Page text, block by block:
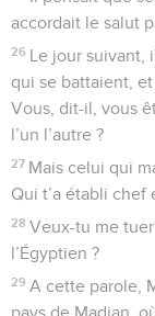
accordait le salut
26 Le jour suivant,
qui se battaient,
Vous, dit-il, vous
l’un l’autre ?
27 Mais celui qui
Qui t’a établi chef
28 Veux-tu me
l’Égyptien ?
29 A cette parole,
pays de Madian,